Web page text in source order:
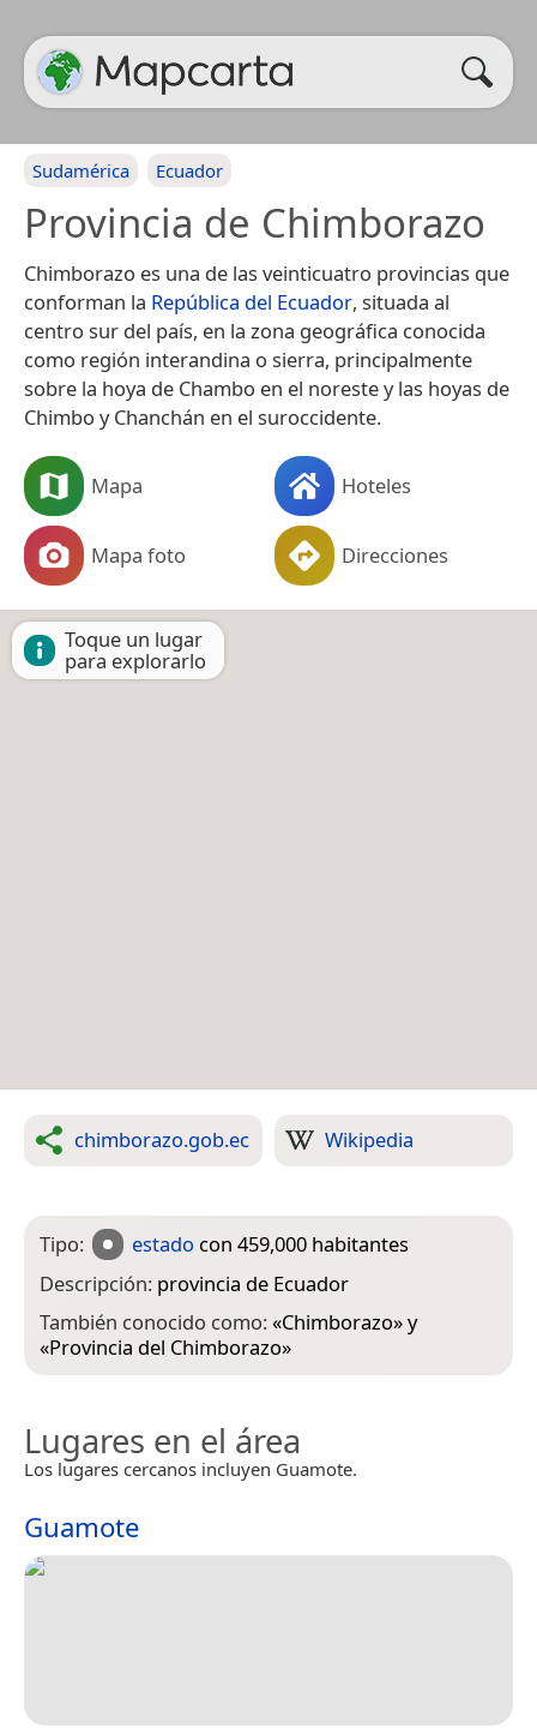
Sudamérica Ecuador
Provincia de Chimborazo
Chimborazo es una de las veinticuatro provincias que
conforman la República del Ecuador, situada al
centro sur del país, en la zona geográfica conocida
como región interandina o sierra, principalmente
sobre la hoya de Chambo en el noreste y las hoyas de
Chimbo y Chanchán en el suroccidente.
Mapa Hoteles
Mapa foto Direcciones
Toque un lugar
para explorarlo
chimborazo.gob.ec Wikipedia
Tipo: estado con 459,000 habitantes
Descripción: provincia de Ecuador
También conocido como:«Chimborazo» y
«Provincia del Chimborazo»
Lugares en el área
Los lugares cercanos incluyen Guamote.
Guamote